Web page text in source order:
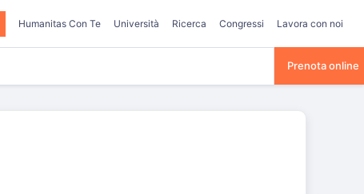
Humanitas Con Te Università Ricerca Congressi Lavora con noi
Prenota online